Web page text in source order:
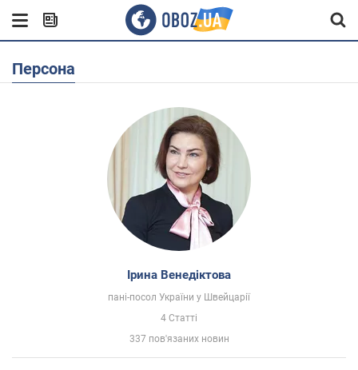
Персона
Ірина Венедіктова
пані-посол України у Швейцарії
4 Статті
337 пов'язаних новин